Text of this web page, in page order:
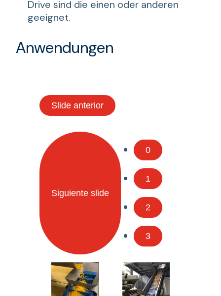
Drive sind die einen oder anderen
geeignet.
Anwendungen
Slide anterior
Siguiente slide
0
1
2
3